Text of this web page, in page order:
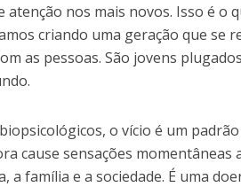
atenção nos mais novos. Isso é o
criando uma geração que se
as pessoas. São jovens
o vício é um
cause sensações momentâneas
a família e a sociedade. É uma